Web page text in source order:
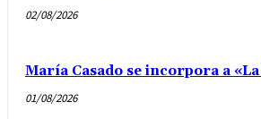
02/08/2026
María Casado se incorpora a
01/08/2026